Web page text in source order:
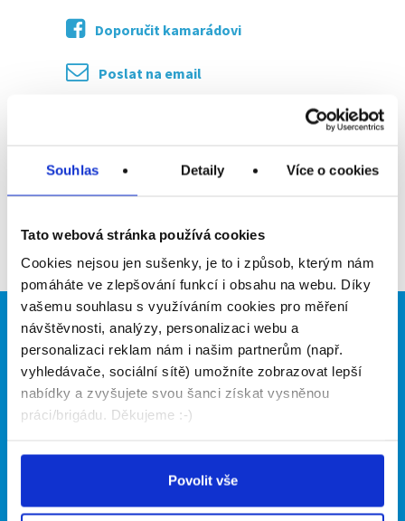
Souhlas Detaily Více o cookies
Tato webová stránka používá cookies
Cookies nejsou jen sušenky, je to i způsob, kterým nám
pomáháte ve zlepšování funkcí i obsahu na webu. Díky
vašemu souhlasu s využíváním cookies pro měření
návštěvnosti, analýzy, personalizaci webu a
personalizaci reklam nám i našim partnerům (např.
vyhledávače, sociální sítě) umožníte zobrazovat lepší
nabídky a zvyšujete svou šanci získat vysněnou
práci/brigádu. Děkujeme :-)
Povolit vše
Doporučit kamarádovi
Poslat na email
Zpět
Brigádníci
Články
Hledané brigády
Firmy
Vložit inzerát
Ceník
Kontakt
Naše další projekty
Mobilní aplikace